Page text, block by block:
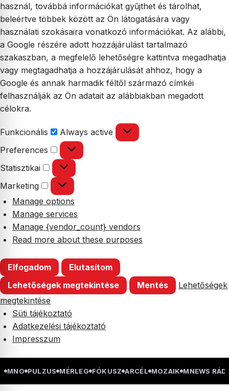
használ, továbbá információkat gyűjthet és tárolhat,
beleértve többek között az Ön látogatására vagy
használati szokásaira vonatkozó információkat. Az alábbi,
a Google részére adott hozzájárulást tartalmazó
szakaszban, a megfelelő lehetőségre kattintva megadhatja
vagy megtagadhatja a hozzájárulását ahhoz, hogy a
Google és annak harmadik féltől származó címkéi
felhasználják az Ön adatait az alábbiakban megadott
célokra.
Funkcionális Funkcionális
Always active
Preferences
Preferences
Statisztikai Statisztikai
Marketing
Marketing
Manage options
Manage services
Manage {vendor_count} vendors
Read more about these purposes
Elfogadom
Elutasítom
Lehetőségek megtekintése
Mentés
Lehetőségek
megtekintése
Süti tájékoztató
Adatkezelési tájékoztató
Impresszum
toMNO PULZUS MÉRLEG FÓKUSZ ARCÉL MOZAIK MNEWS